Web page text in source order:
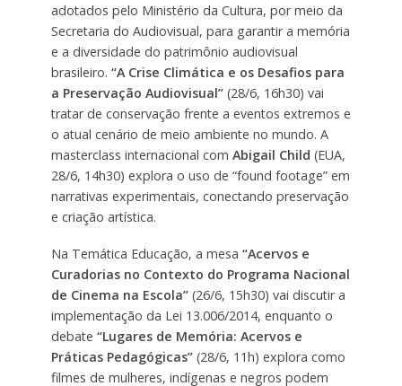
adotados pelo Ministério da Cultura, por meio da
Secretaria do Audiovisual, para garantir a memória
e a diversidade do patrimônio audiovisual
brasileiro. “A Crise Climática e os Desafios para
a Preservação Audiovisual”(28/6, 16h30) vai
tratar de conservação frente a eventos extremos e
o atual cenário de meio ambiente no mundo. A
masterclass internacional com Abigail Child (EUA,
28/6, 14h30) explora o uso de “found footage” em
narrativas experimentais, conectando preservação
e criação artística.
Na Temática Educação, a mesa “Acervos e
Curadorias no Contexto do Programa Nacional
de Cinema na Escola” (26/6, 15h30) vai discutir a
implementação da Lei 13.006/2014, enquanto o
debate “Lugares de Memória: Acervos e
Práticas Pedagógicas” (28/6, 11h) explora como
filmes de mulheres, indígenas e negros podem